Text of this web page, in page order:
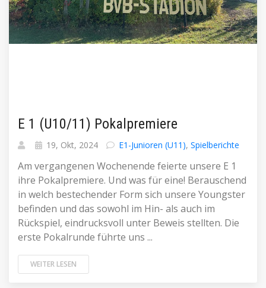
E 1 (U10/11) Pokalpremiere
19, Okt, 2024 E1-Junioren (U11), Spielberichte
Am vergangenen Wochenende feierte unsere E 1
ihre Pokalpremiere. Und was für eine! Berauschend
in welch bestechender Form sich unsere Youngster
befinden und das sowohl im Hin- als auch im
Rückspiel, eindrucksvoll unter Beweis stellten. Die
erste Pokalrunde führte uns ...
WEITER LESEN